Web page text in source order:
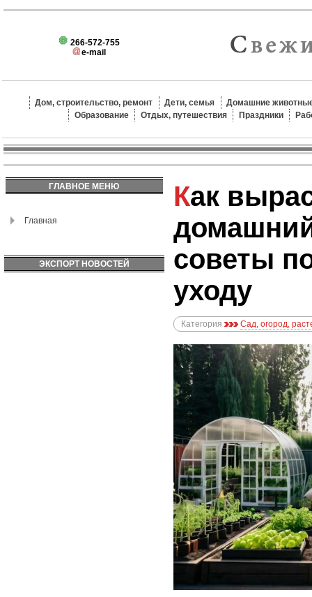
266-572-755
e-mail
Дом, строительство, ремонт Дети, семья
Домашние
Образование
Отдых, путешествия Праздники
ГЛАВНОЕ МЕНЮ
Главная
ЭКСПОРТ НОВОСТЕЙ
Как вырастить
советы
уходу
Категория Сад, огород,